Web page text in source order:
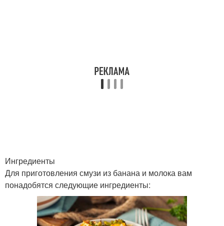
Ингредиенты
Для приготовления смузи из банана и молока вам
понадобятся следующие ингредиенты: